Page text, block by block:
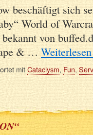
beschäftigt sich
World of
von
& …
mitCataclysm,Fun,